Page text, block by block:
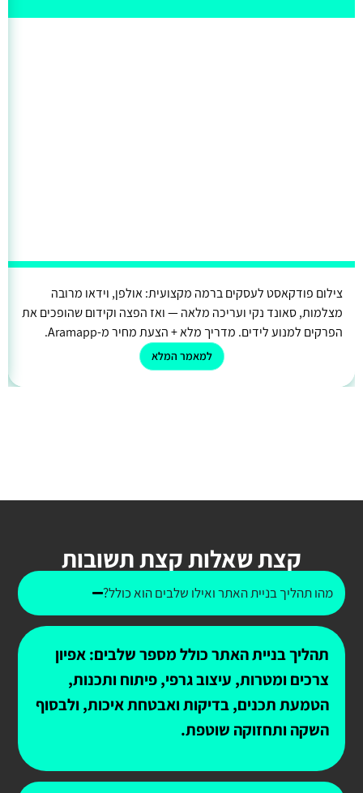
צילום פודקאסט לעסקים ברמה מקצועית: אולפן, וידאו מרובה
מצלמות, סאונד נקי ועריכה מלאה — ואז הפצה וקידום שהופכים את
הפרקים למנוע לידים. מדריך מלא + הצעת מחיר מ-Aramapp.
למאמר המלא
קצת שאלות קצת תשובות
מהו תהליך בניית האתר ואילו שלבים הוא כולל?
תהליך בניית האתר כולל מספר שלבים: אפיון
צרכים ומטרות, עיצוב גרפי, פיתוח ותכנות,
הטמעת תכנים, בדיקות ואבטחת איכות, ולבסוף
השקה ותחזוקה שוטפת.